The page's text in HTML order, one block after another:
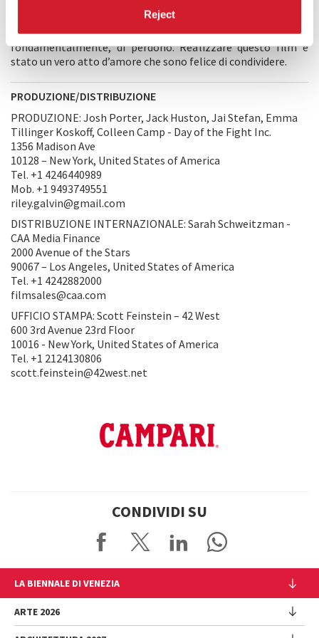
Reject
per coloro che ama. Uno sguardo onesto e crudele
all’esperienza umana. Una storia di sacrificio, di redenzione e,
fondamentalmente, di perdono. Realizzare questo film è
stato un vero atto d’amore che sono felice di condividere.
PRODUZIONE/DISTRIBUZIONE
PRODUZIONE: Josh Porter, Jack Huston, Jai Stefan, Emma
Tillinger Koskoff, Colleen Camp - Day of the Fight Inc.
1356 Madison Ave
10128 – New York, United States of America
Tel. +1 4246440989
Mob. +1 9493749551
riley.galvin@gmail.com
DISTRIBUZIONE INTERNAZIONALE: Sarah Schweitzman -
CAA Media Finance
2000 Avenue of the Stars
90067 – Los Angeles, United States of America
Tel. +1 4242882000
filmsales@caa.com
UFFICIO STAMPA: Scott Feinstein – 42 West
600 3rd Avenue 23rd Floor
10016 - New York, United States of America
Tel. +1 2124130806
scott.feinstein@42west.net
CONDIVIDI SU
LA BIENNALE DI VENEZIA
L'Istituzione
Cariche istituzionali
ARTE 2026